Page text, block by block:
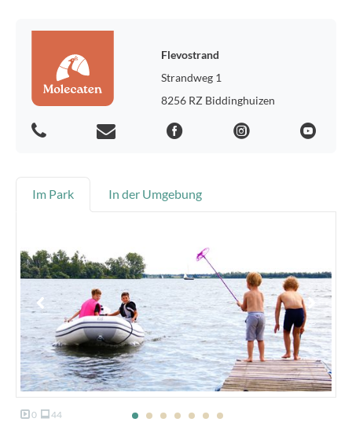
Flevostrand
Strandweg 1
8256 RZ Biddinghuizen
Im Park In der Umgebung
0 44